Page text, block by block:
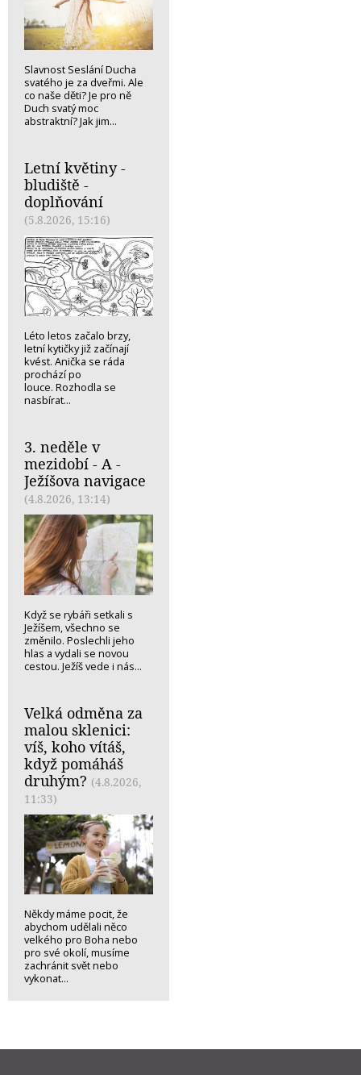
Slavnost Seslání Ducha
svatého je za dveřmi. Ale
co naše děti? Je pro ně
Duch svatý moc
abstraktní? Jak jim...
Letní květiny -
bludiště -
doplňování
(5.8.2026, 15:16)
Léto letos začalo brzy,
letní kytičky již začínají
kvést. Anička se ráda
prochází po
louce. Rozhodla se
nasbírat...
3. neděle v
mezidobí - A -
Ježíšova navigace
(4.8.2026, 13:14)
Když se rybáři setkali s
Ježíšem, všechno se
změnilo. Poslechli jeho
hlas a vydali se novou
cestou. Ježíš vede i nás...
Velká odměna za
malou sklenici:
víš, koho vítáš,
když pomáháš
druhým? (4.8.2026,
11:33)
Někdy máme pocit, že
abychom udělali něco
velkého pro Boha nebo
pro své okolí, musíme
zachránit svět nebo
vykonat...